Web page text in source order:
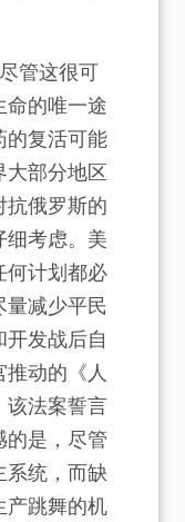
尽管这很可
命的唯一途
的复活可能
大部分地区
抗俄罗斯的
细考虑。美
何计划都必
量减少平民
发战后自
动的《人
该法案誓言
的是，尽管
系统，而缺
产跳舞的机